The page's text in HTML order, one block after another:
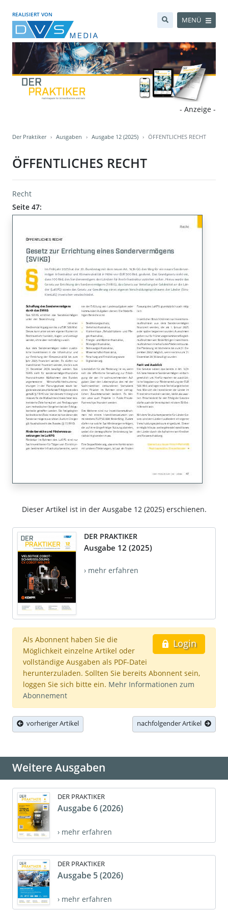
REALISIERT VON
MENÜ
- Anzeige -
Der Praktiker Ausgaben Ausgabe 12 (2025) ÖFFENTLICHES RECHT
ÖFFENTLICHES RECHT
Recht
Seite 47:
Dieser Artikel ist in der Ausgabe 12 (2025) erschienen.
DER PRAKTIKER
Ausgabe 12 (2025)
› mehr erfahren
Login
Als Abonnent haben Sie die
Möglichkeit einzelne Artikel oder
vollständige Ausgaben als PDF-Datei
herunterzuladen. Sollten Sie bereits Abonnent sein,
loggen Sie sich bitte ein. Mehr Informationen zum
Abonnement
vorheriger Artikel nachfolgender Artikel
Weitere Ausgaben
DER PRAKTIKER
Ausgabe 6 (2026)
› mehr erfahren
DER PRAKTIKER
Ausgabe 5 (2026)
› mehr erfahren